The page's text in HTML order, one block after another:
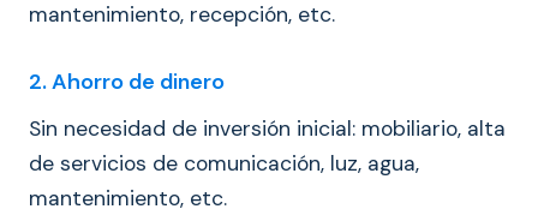
mantenimiento, recepción, etc.
2. Ahorro de dinero
Sin necesidad de inversión inicial: mobiliario, alta
de servicios de comunicación, luz, agua,
mantenimiento, etc.